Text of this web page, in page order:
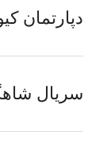
دپارتمان
سریال